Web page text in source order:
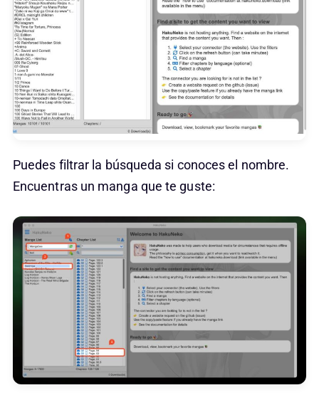
Puedes filtrar la búsqueda si conoces el nombre.
Encuentras un manga que te guste: